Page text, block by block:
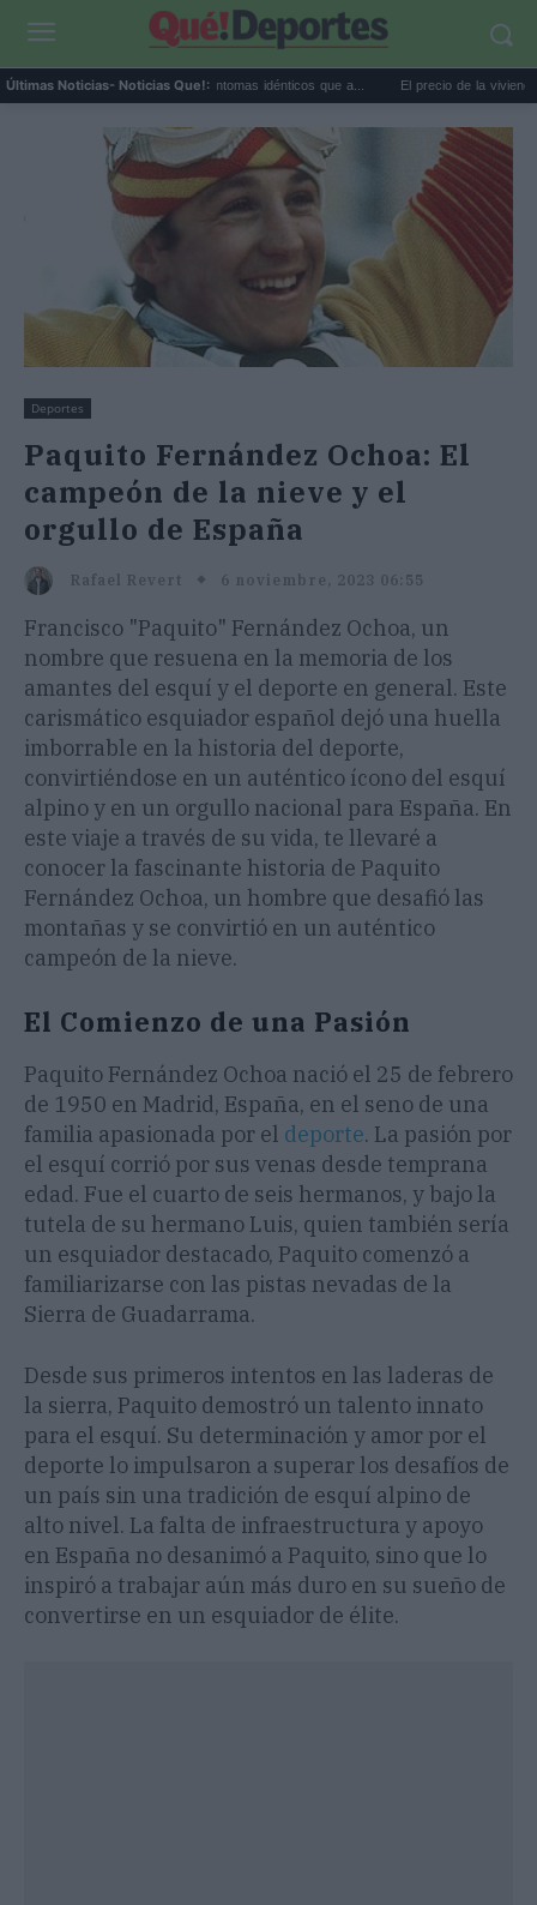
Últimas Noticias- Noticias Que!:
y ansiedad: síntomas idénticos que a... El precio de la vivienda en Valencia
Deportes
Paquito Fernández Ochoa: El
campeón de la nieve y el
orgullo de España
Rafael Revert 6 noviembre, 2023 06:55
Francisco "Paquito" Fernández Ochoa, un
nombre que resuena en la memoria de los
amantes del esquí y el deporte en general. Este
carismático esquiador español dejó una huella
imborrable en la historia del deporte,
convirtiéndose en un auténtico ícono del esquí
alpino y en un orgullo nacional para España. En
este viaje a través de su vida, te llevaré a
conocer la fascinante historia de Paquito
Fernández Ochoa, un hombre que desafió las
montañas y se convirtió en un auténtico
campeón de la nieve.
El Comienzo de una Pasión
Paquito Fernández Ochoa nació el 25 de febrero
de 1950 en Madrid, España, en el seno de una
familia apasionada por el deporte. La pasión por
el esquí corrió por sus venas desde temprana
edad. Fue el cuarto de seis hermanos, y bajo la
tutela de su hermano Luis, quien también sería
un esquiador destacado, Paquito comenzó a
familiarizarse con las pistas nevadas de la
Sierra de Guadarrama.
Desde sus primeros intentos en las laderas de
la sierra, Paquito demostró un talento innato
para el esquí. Su determinación y amor por el
deporte lo impulsaron a superar los desafíos de
un país sin una tradición de esquí alpino de
alto nivel. La falta de infraestructura y apoyo
en España no desanimó a Paquito, sino que lo
inspiró a trabajar aún más duro en su sueño de
convertirse en un esquiador de élite.